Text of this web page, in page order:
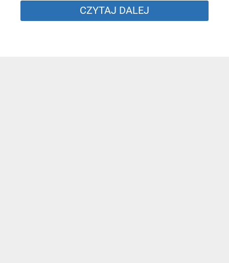
CZYTAJ DALEJ